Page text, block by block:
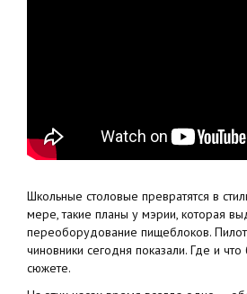
Школьные столовые превратятся в
мере, такие планы у мэрии, которая
переоборудование пищеблоков.
чиновники сегодня показали. Где и
сюжете.